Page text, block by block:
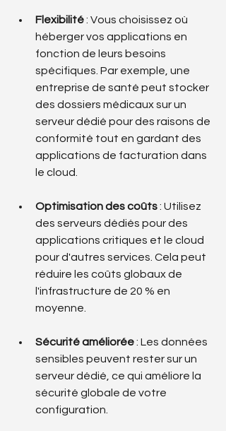
Flexibilité : Vous choisissez où
héberger vos applications en
fonction de leurs besoins
spécifiques. Par exemple, une
entreprise de santé peut stocker
des dossiers médicaux sur un
serveur dédié pour des raisons de
conformité tout en gardant des
applications de facturation dans
le cloud.
Optimisation des coûts : Utilisez
des serveurs dédiés pour des
applications critiques et le cloud
pour d'autres services. Cela peut
réduire les coûts globaux de
l'infrastructure de 20 % en
moyenne.
Sécurité améliorée : Les données
sensibles peuvent rester sur un
serveur dédié, ce qui améliore la
sécurité globale de votre
configuration.